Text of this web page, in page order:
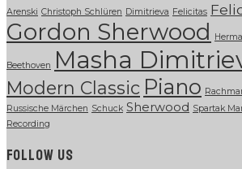
Arenski Christoph Schlüren Dimitrieva Felicitas
Gordon Sherwood
Beethoven Masha
Modern Classic Piano
Russische Märchen Schuck Sherwood Spartak
Recording
FOLLOW US